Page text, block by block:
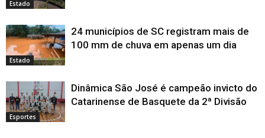
Estado
Estado
24 municípios de SC registram mais de
100 mm de chuva em apenas um dia
Esportes
Dinâmica São José é campeão invicto do
Catarinense de Basquete da 2ª Divisão